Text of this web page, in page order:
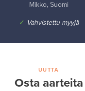
Mikko, Suomi
✓ Vahvistettu myyjä
UUTTA
Osta aarteita